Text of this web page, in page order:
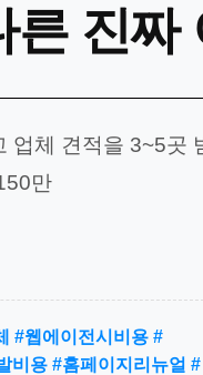
진짜
체 견적을 3~5곳
만
#웹에이전시비용 #
비용 #홈페이지리뉴얼 #